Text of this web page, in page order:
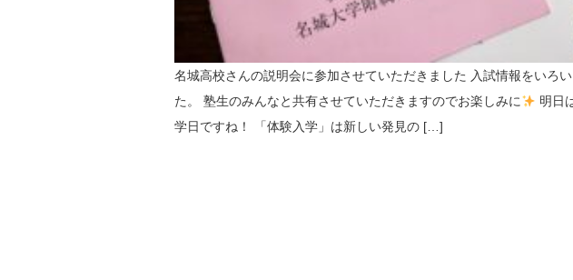
名城高校さんの説明会に参加させていただきました 入試情報をいろ
た。 塾生のみんなと共有させていただきますのでお楽しみに
明日
学日ですね！ 「体験入学」は新しい発見の […]